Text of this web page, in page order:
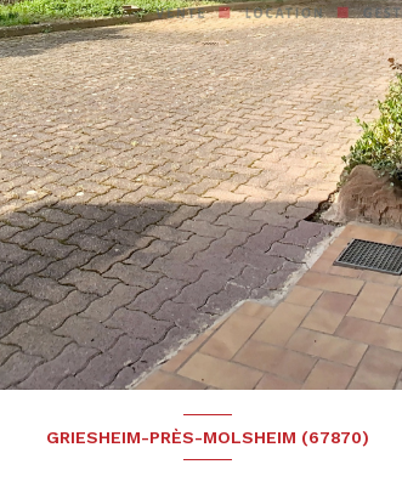
GRIESHEIM-PRÈS-MOLSHEIM (67870)